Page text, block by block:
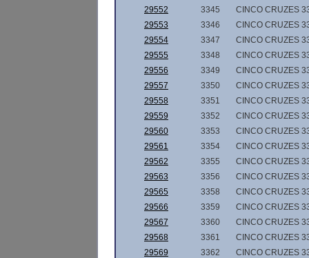
29552
3345
CINCO CRUZES
29553
3346
CINCO CRUZES
29554
3347
CINCO CRUZES
29555
3348
CINCO CRUZES
29556
3349
CINCO CRUZES
29557
3350
CINCO CRUZES
29558
3351
CINCO CRUZES
29559
3352
CINCO CRUZES
29560
3353
CINCO CRUZES
29561
3354
CINCO CRUZES
29562
3355
CINCO CRUZES
29563
3356
CINCO CRUZES
29565
3358
CINCO CRUZES
29566
3359
CINCO CRUZES
29567
3360
CINCO CRUZES
29568
3361
CINCO CRUZES
29569
3362
CINCO CRUZES